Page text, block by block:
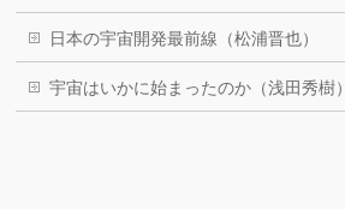
日本の宇宙開発最前線（松浦晋也）
宇宙はいかに始まったのか（浅田秀樹）